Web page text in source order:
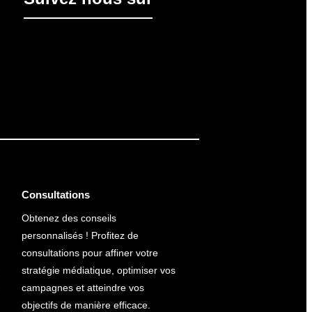
Consultations
Obtenez des conseils
personnalisés ! Profitez de
consultations pour affiner votre
stratégie médiatique, optimiser vos
campagnes et atteindre vos
objectifs de manière efficace.